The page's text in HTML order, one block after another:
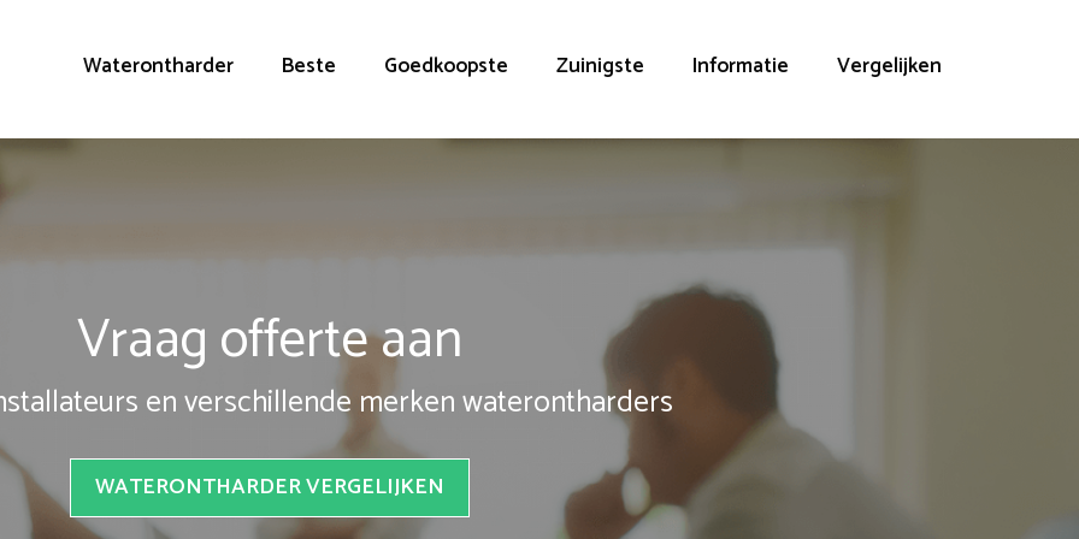
Waterontharder Beste Goedkoopste Zuinigste Informatie Vergelijken
Vraag offerte aan
en verschillende merken waterontharders
WATERONTHARDER VERGELIJKEN